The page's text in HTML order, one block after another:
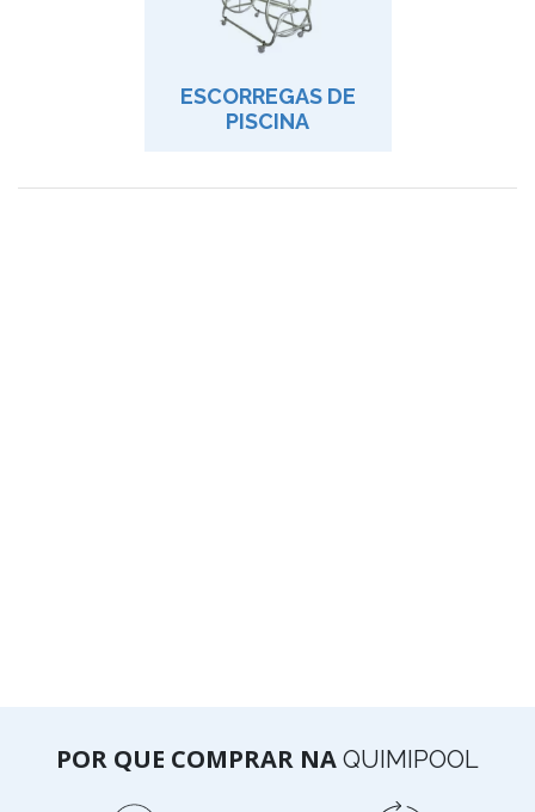
ESCORREGAS DE
PISCINA
POR QUE COMPRAR NA QUIMIPOOL